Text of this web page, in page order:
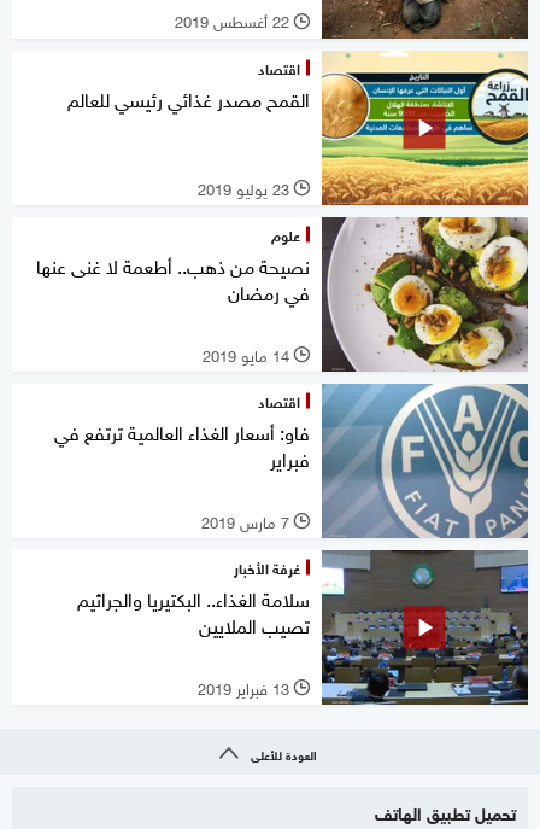
l 22 أغسطس 2019
اقتصاد
القمح مصدر غذائي رئيسي للعالم
l 23 يوليو 2019
علوم
نصيحة من ذهب.. أطعمة لا غنى عنها
في رمضان
l 14 مايو 2019
اقتصاد
فاو: أسعار الغذاء العالمية ترتفع في
فبراير
l 7 مارس 2019
غرفة الأخبار
سلامة الغذاء.. البكتيريا والجراثيم
تصيب الملايين
l 13 فبراير 2019
العودة للأعلى
تحميل تطبيق الهاتف